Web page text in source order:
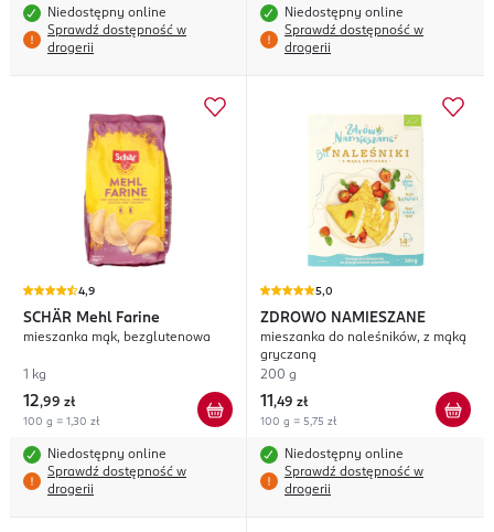
Niedostępny online
Sprawdź dostępność w
drogerii
Niedostępny online
Sprawdź dostępność w
drogerii
4,9
SCHÄR Mehl Farine
mieszanka mąk, bezglutenowa
1 kg
12,99 zł
100 g = 1,30 zł
Niedostępny online
Sprawdź dostępność w
drogerii
5,0
ZDROWO NAMIESZANE
mieszanka do naleśników, z mąką
gryczaną
200 g
11 ,49 zł
100 g = 5,75 zł
Niedostępny online
Sprawdź dostępność w
drogerii